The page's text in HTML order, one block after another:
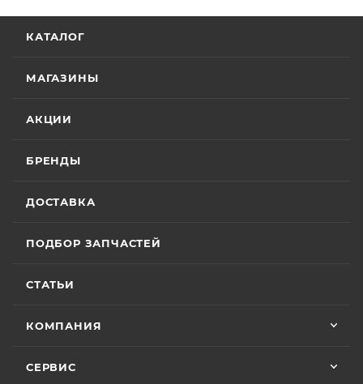
КАТАЛОГ
МАГАЗИНЫ
АКЦИИ
БРЕНДЫ
ДОСТАВКА
ПОДБОР ЗАПЧАСТЕЙ
СТАТЬИ
КОМПАНИЯ
СЕРВИС